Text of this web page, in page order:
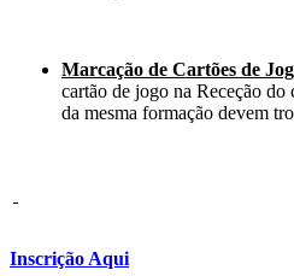
Marcação de Cartões de
cartão de jogo na Receção do
da mesma formação devem
Inscrição Aqui